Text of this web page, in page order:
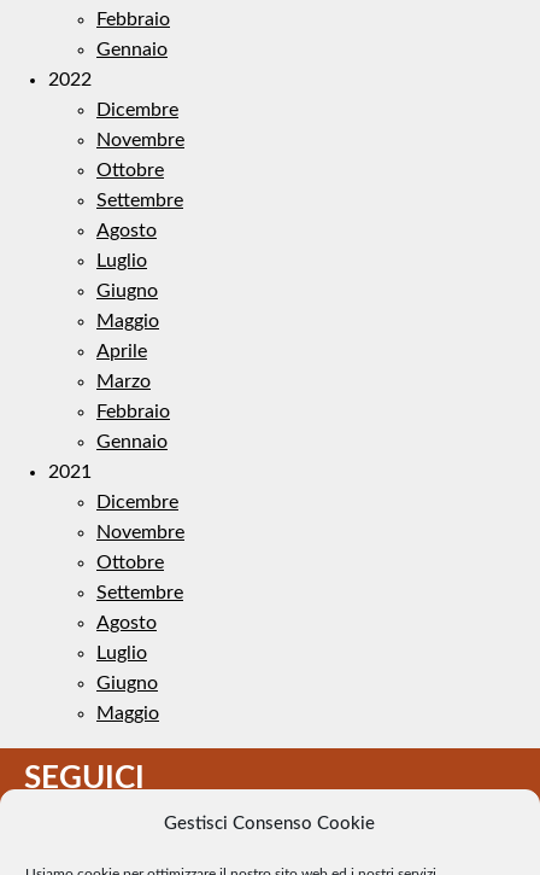
Gestisci Consenso Cookie
Febbraio
Gennaio
2022
Dicembre
Novembre
Ottobre
Settembre
Agosto
Luglio
Giugno
Maggio
Aprile
Marzo
Febbraio
Gennaio
2021
Dicembre
Novembre
Ottobre
Settembre
Agosto
Luglio
Giugno
Maggio
SEGUICI